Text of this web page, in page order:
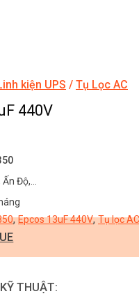
kiện UPS / Tụ Lọc AC
440V
Độ,…
,Epcos 13uF 440V,Tụ lọc AC
THUẬT: